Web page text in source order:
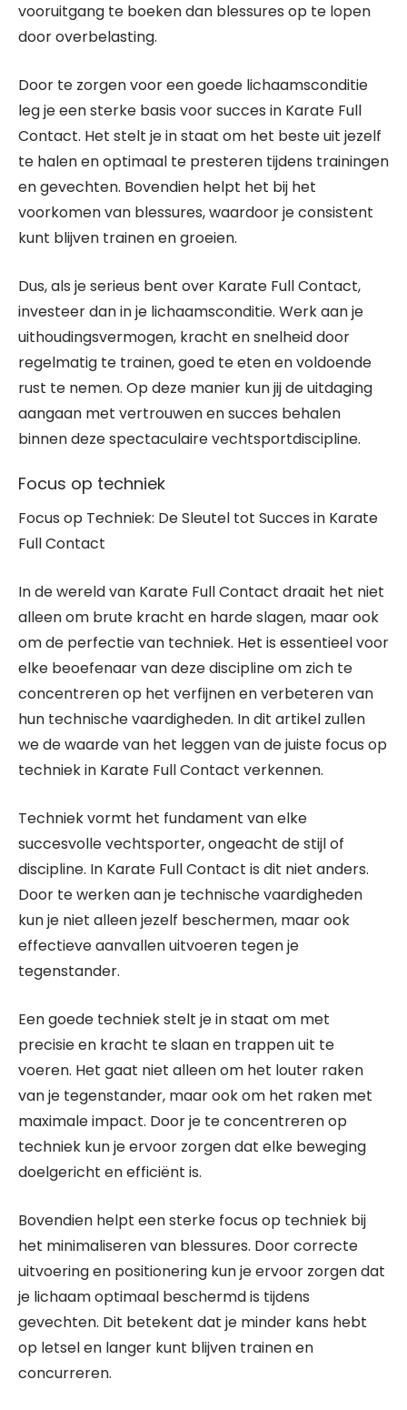
vooruitgang te boeken dan blessures op te lopen
door overbelasting.
Door te zorgen voor een goede lichaamsconditie
leg je een sterke basis voor succes in Karate Full
Contact. Het stelt je in staat om het beste uit jezelf
te halen en optimaal te presteren tijdens trainingen
en gevechten. Bovendien helpt het bij het
voorkomen van blessures, waardoor je consistent
kunt blijven trainen en groeien.
Dus, als je serieus bent over Karate Full Contact,
investeer dan in je lichaamsconditie. Werk aan je
uithoudingsvermogen, kracht en snelheid door
regelmatig te trainen, goed te eten en voldoende
rust te nemen. Op deze manier kun jij de uitdaging
aangaan met vertrouwen en succes behalen
binnen deze spectaculaire vechtsportdiscipline.
Focus op techniek
Focus op Techniek: De Sleutel tot Succes in Karate
Full Contact
In de wereld van Karate Full Contact draait het niet
alleen om brute kracht en harde slagen, maar ook
om de perfectie van techniek. Het is essentieel voor
elke beoefenaar van deze discipline om zich te
concentreren op het verfijnen en verbeteren van
hun technische vaardigheden. In dit artikel zullen
we de waarde van het leggen van de juiste focus op
techniek in Karate Full Contact verkennen.
Techniek vormt het fundament van elke
succesvolle vechtsporter, ongeacht de stijl of
discipline. In Karate Full Contact is dit niet anders.
Door te werken aan je technische vaardigheden
kun je niet alleen jezelf beschermen, maar ook
effectieve aanvallen uitvoeren tegen je
tegenstander.
Een goede techniek stelt je in staat om met
precisie en kracht te slaan en trappen uit te
voeren. Het gaat niet alleen om het louter raken
van je tegenstander, maar ook om het raken met
maximale impact. Door je te concentreren op
techniek kun je ervoor zorgen dat elke beweging
doelgericht en efficiënt is.
Bovendien helpt een sterke focus op techniek bij
het minimaliseren van blessures. Door correcte
uitvoering en positionering kun je ervoor zorgen dat
je lichaam optimaal beschermd is tijdens
gevechten. Dit betekent dat je minder kans hebt
op letsel en langer kunt blijven trainen en
concurreren.